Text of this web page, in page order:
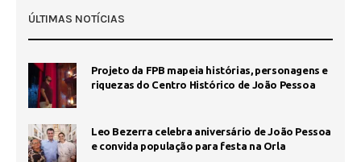
ÚLTIMAS NOTÍCIAS
Projeto da FPB mapeia histórias, personagens e
riquezas do Centro Histórico de João Pessoa
Leo Bezerra celebra aniversário de João Pessoa
e convida população para festa na Orla